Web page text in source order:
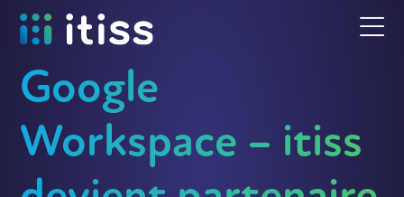
Google
Workspace – itiss